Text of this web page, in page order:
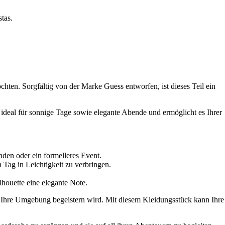
Sorgfältig von der Marke Guess entworfen, ist dieses Teil ein
für sonnige Tage sowie elegante Abende und ermöglicht es Ihrer
oder ein formelleres Event.
Tag in Leichtigkeit zu verbringen.
eine elegante Note.
Umgebung begeistern wird. Mit diesem Kleidungsstück kann Ihre